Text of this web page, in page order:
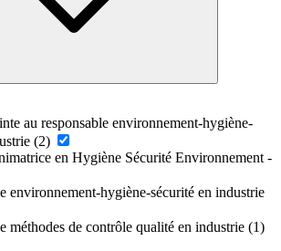
au responsable environnement-hygiène-
(2)
en Hygiène Sécurité Environnement -
environnement-hygiène-sécurité en industrie
méthodes de contrôle qualité en industrie (1)